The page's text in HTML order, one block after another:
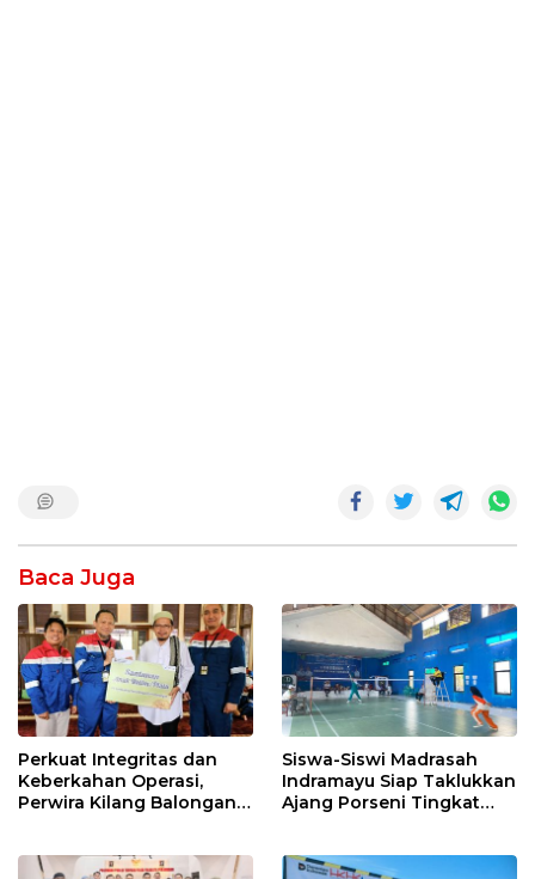
Baca Juga
Perkuat Integritas dan
Keberkahan Operasi,
Perwira Kilang Balongan
Siswa-Siswi Madrasah
Indramayu Siap Taklukkan
Ajang Porseni Tingkat